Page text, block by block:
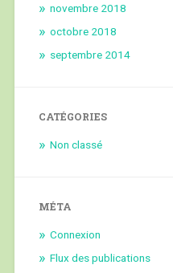
novembre 2018
octobre 2018
septembre 2014
CATÉGORIES
Non classé
MÉTA
Connexion
Flux des publications